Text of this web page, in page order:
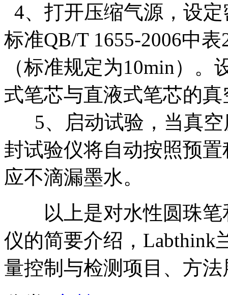
4、打开压缩气源，设
标准QB/T 1655-2006中
（标准规定为10min）
式笔芯与直液式笔芯的
5、启动试验，当真空
封试验仪将自动按照预
应不滴漏墨水。
以上是对水性圆珠笔
仪的简要介绍，Labthink
量控制与检测项目、方